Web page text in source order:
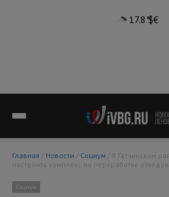
17.8°$€
Главная / Новости / Социум
построить комплекс по переработке отходов
Социум